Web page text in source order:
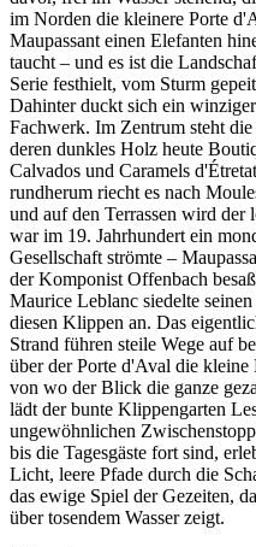
im Norden die kleinere Porte
Maupassant einen Elefanten
taucht – und es ist die
Serie festhielt, vom Sturm
Dahinter duckt sich ein
Fachwerk. Im Zentrum steht
deren dunkles Holz heute
Calvados und Caramels
rundherum riecht es nach
und auf den Terrassen wird
war im 19. Jahrhundert ein
Gesellschaft strömte –
der Komponist Offenbach
Maurice Leblanc siedelte
diesen Klippen an. Das
Strand führen steile Wege auf
über der Porte d'Aval die
von wo der Blick die ganze
lädt der bunte Klippengarten
ungewöhnlichen
bis die Tagesgäste fort sind,
Licht, leere Pfade durch die
das ewige Spiel der Gezeiten,
über tosendem Wasser zeigt.